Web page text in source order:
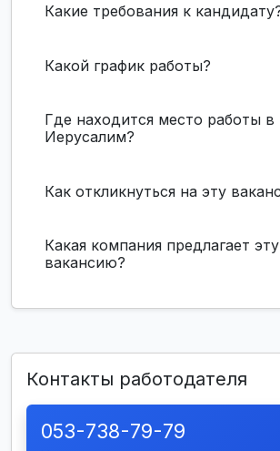
Какие требования к
Какой график работы?
Где находится место работы в
Иерусалим?
Как откликнуться на эту
Какая компания предлагает эту
вакансию?
Контакты работодателя
053-738-79-79